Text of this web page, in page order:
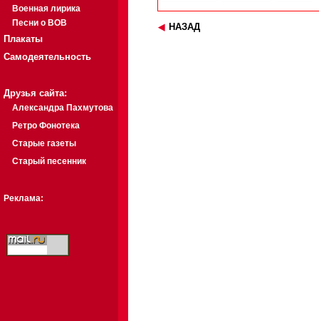
Военная лирика
Песни о ВОВ
Плакаты
Самодеятельность
Друзья сайта:
Александра Пахмутова
Ретро Фонотека
Старые газеты
Старый песенник
Реклама:
НАЗАД